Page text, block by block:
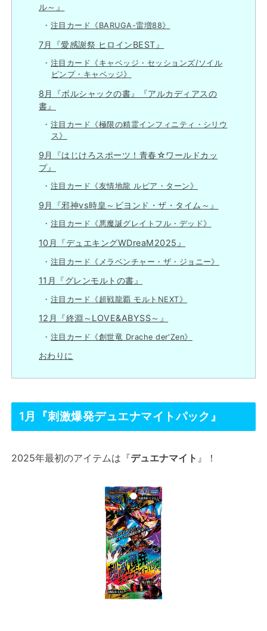
ル～』
注目カード《BARUGA-雷増88》
7月『愛感謝祭 ヒロインBEST』
注目カード《キャベッジ・セッションズ/ソイル
ピンプ・キャベッジ》
8月『ボルシャックの書』『アルカディアスの
書』
注目カード《極限の精霊インフィニティ・シリウ
ス》
9月『はじけろスポーツ！青春☆ワールドカッ
プ』
注目カード《友情地龍 ルピア・ターン》
9月『邪神vs時皇～ビヨンド・ザ・タイム～』
注目カード《悪魔誕グレイトフル・デッド》
10月『デュエキングWDreaM2025』
注目カード《メラベンチャー・ザ・ジョニー》
11月『グレンモルトの書』
注目カード《超戦龍覇 モルトNEXT》
12月『終淵～LOVE&ABYSS～』
注目カード《創世竜 Drache der'Zen》
おわりに
1月『刺激爆発デュエナマイトパック』
2025年最初のアイテムは『デュエナマイト 』！